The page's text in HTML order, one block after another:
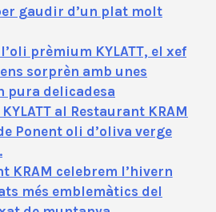
gaudir d’un plat molt
prèmium KYLATT, el xef
sorprèn amb unes
pura delicadesa
al Restaurant KRAM
Ponent oli d’oliva verge
KRAM celebrem l’hivern
més emblemàtics del